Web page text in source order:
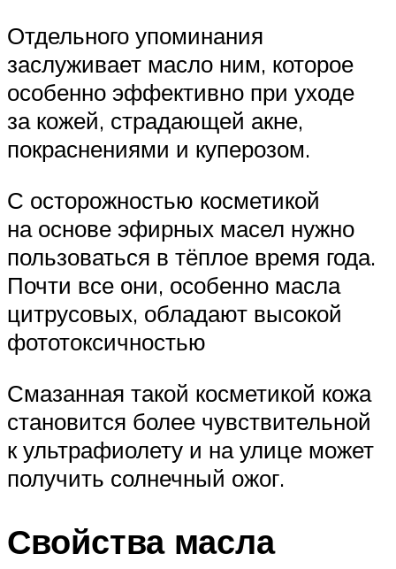
Отдельного упоминания
заслуживает масло ним, которое
особенно эффективно при уходе
за кожей, страдающей акне,
покраснениями и куперозом.
С осторожностью косметикой
на основе эфирных масел нужно
пользоваться в тёплое время года.
Почти все они, особенно масла
цитрусовых, обладают высокой
фототоксичностью
Смазанная такой косметикой кожа
становится более чувствительной
к ультрафиолету и на улице может
получить солнечный ожог.
Свойства масла